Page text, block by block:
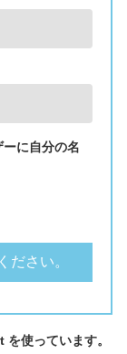
に自分の名
使っています。